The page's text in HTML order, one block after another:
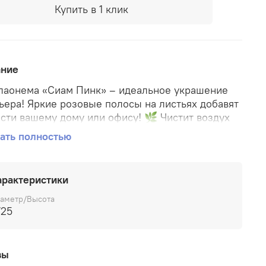
Купить в 1 клик
«Сиам Пинк» – идеальное украшение
Яркие розовые полосы на листьях добавят
вашему дому или офису! 🌿 Чистит воздух
📈 Не требует сложного ухода; 🏡
уютную атмосферу в любой комнате; 👍
полностью
Высота